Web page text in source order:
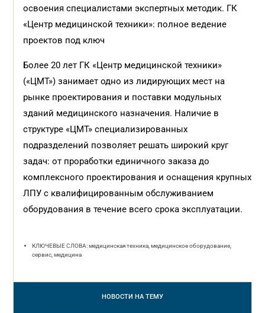
освоения специалистами экспертных методик. ГК
«Центр медицинской техники»: полное ведение
проектов под ключ
Более 20 лет ГК «Центр медицинской техники»
(«ЦМТ») занимает одно из лидирующих мест на
рынке проектирования и поставки модульных
зданий медицинского назначения. Наличие в
структуре «ЦМТ» специализированных
подразделений позволяет решать широкий круг
задач: от проработки единичного заказа до
комплексного проектирования и оснащения крупных
ЛПУ с квалифицированным обслуживанием
оборудования в течение всего срока эксплуатации.
КЛЮЧЕВЫЕ СЛОВА: медицинская техника, медицинское оборудование,
сервис, медицина
НОВОСТИ НА ТЕМУ